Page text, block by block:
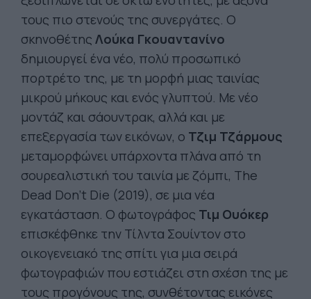
τους πιο στενούς της συνεργάτες. Ο
σκηνοθέτης Λούκα Γκουαντανίνο
δημιουργεί ένα νέο, πολύ προσωπικό
πορτρέτο της, με τη μορφή μιας ταινίας
μικρού μήκους και ενός γλυπτού. Με νέο
μοντάζ και σάουντρακ, αλλά και με
επεξεργασία των εικόνων, ο Τζιμ Τζάρμους
μεταμορφώνει υπάρχοντα πλάνα από τη
σουρεαλιστική του ταινία με ζόμπι, The
Dead Don’t Die (2019), σε μια νέα
εγκατάσταση. Ο φωτογράφος Τιμ Ουόκερ
επισκέφθηκε την Τίλντα Σουίντον στο
οικογενειακό της σπίτι για μια σειρά
φωτογραφιών που εστιάζει στη σχέση της με
τους προγόνους της, συνθέτοντας εικόνες